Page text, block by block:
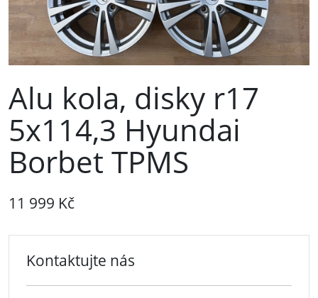
Alu kola, disky r17
5x114,3 Hyundai
Borbet TPMS
11 999 Kč
Kontaktujte nás